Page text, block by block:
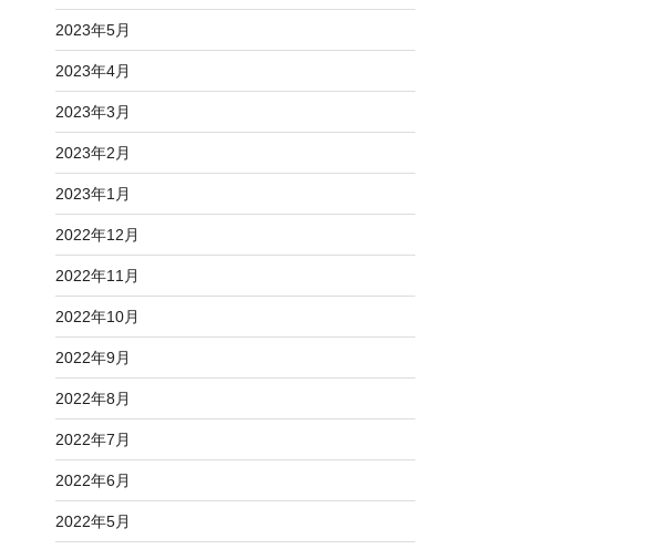
2023年5月
2023年4月
2023年3月
2023年2月
2023年1月
2022年12月
2022年11月
2022年10月
2022年9月
2022年8月
2022年7月
2022年6月
2022年5月